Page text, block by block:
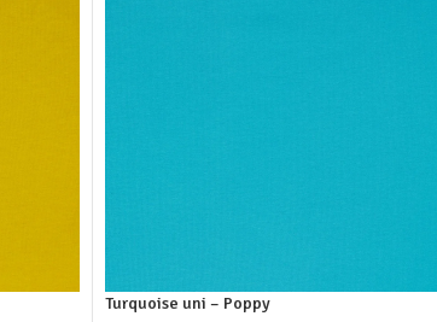
Turquoise uni – Poppy